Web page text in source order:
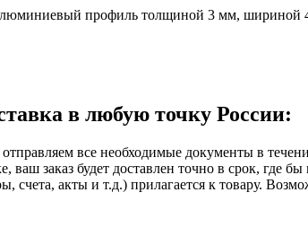
профиль толщиной 3 мм, шириной
в любую точку России:
все необходимые документы в
ваш заказ будет доставлен точно в срок, где
счета, акты и т.д.) прилагается к товару.